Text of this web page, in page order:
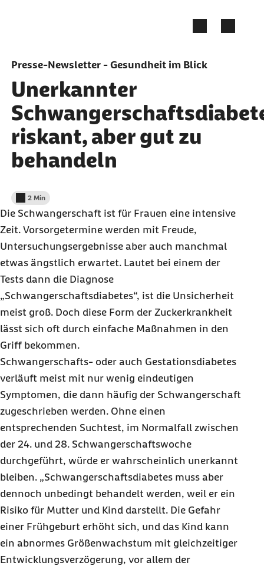
Presse-Newsletter - Gesundheit im Blick
Unerkannter
riskant, aber gut zu
behandeln
Lesedauer weniger als
2 Min
Die Schwangerschaft ist für Frauen eine intensive
Zeit. Vorsorgetermine werden mit Freude,
Untersuchungsergebnisse aber auch manchmal
etwas ängstlich erwartet. Lautet bei einem der
Tests dann die Diagnose
„Schwangerschaftsdiabetes“, ist die Unsicherheit
meist groß. Doch diese Form der Zuckerkrankheit
lässt sich oft durch einfache Maßnahmen in den
Griff bekommen.
Schwangerschafts- oder auch Gestationsdiabetes
verläuft meist mit nur wenig eindeutigen
Symptomen, die dann häufig der Schwangerschaft
zugeschrieben werden. Ohne einen
entsprechenden Suchtest, im Normalfall zwischen
der 24. und 28. Schwangerschaftswoche
durchgeführt, würde er wahrscheinlich unerkannt
bleiben. „Schwangerschaftsdiabetes muss aber
dennoch unbedingt behandelt werden, weil er ein
Risiko für Mutter und Kind darstellt. Die Gefahr
einer Frühgeburt erhöht sich, und das Kind kann
ein abnormes Größenwachstum mit gleichzeitiger
Entwicklungsverzögerung, vor allem der